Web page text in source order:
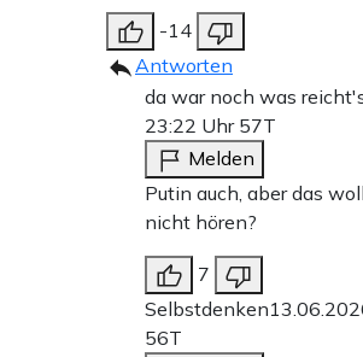
-14
Antworten
da war noch was
23:22 Uhr 57T
Melden
Putin auch, aber das
nicht hören?
7
Selbstdenken
56T